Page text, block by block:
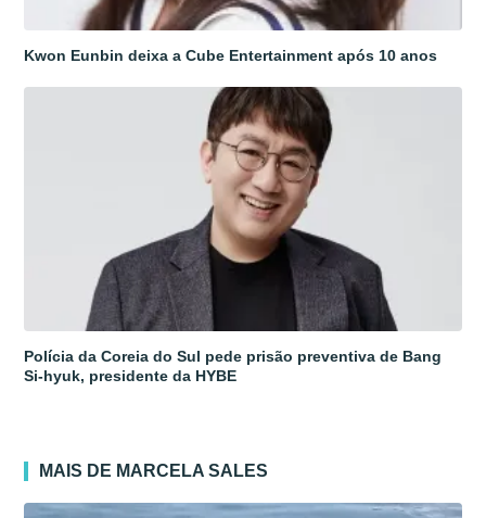
Kwon Eunbin deixa a Cube Entertainment após 10 anos
Polícia da Coreia do Sul pede prisão preventiva de Bang
Si-hyuk, presidente da HYBE
MAIS DE MARCELA SALES